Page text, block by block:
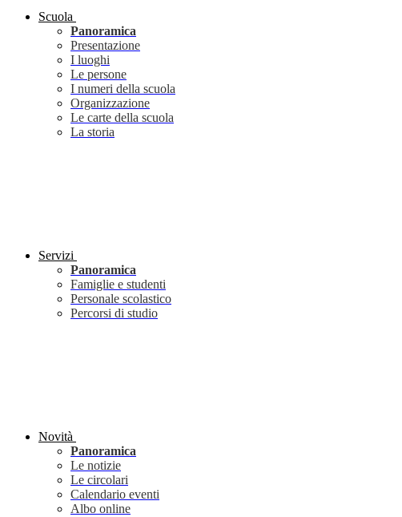
Scuola
Panoramica
Presentazione
I luoghi
Le persone
I numeri della scuola
Organizzazione
Le carte della scuola
La storia
Servizi
Panoramica
Famiglie e studenti
Personale scolastico
Percorsi di studio
Novità
Panoramica
Le notizie
Le circolari
Calendario eventi
Albo online